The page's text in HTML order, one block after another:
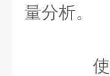
量分析。
使